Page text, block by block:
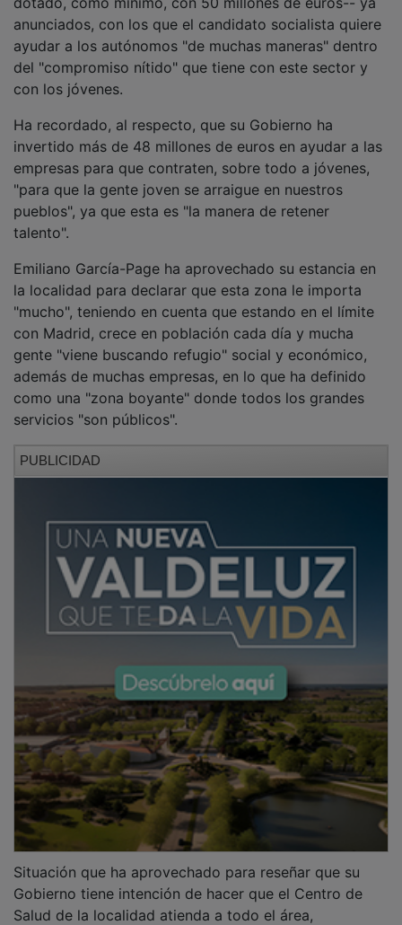
anunciados, con los que el candidato socialista quiere
ayudar a los autónomos "de muchas maneras" dentro
del "compromiso nítido" que tiene con este sector y
con los jóvenes.
invertido más de 48 millones de euros en ayudar a las
empresas para que contraten, sobre todo a jóvenes,
"para que la gente joven se arraigue en nuestros
pueblos", ya que esta es "la manera de retener
talento".
la localidad para declarar que esta zona le importa
"mucho", teniendo en cuenta que estando en el límite
con Madrid, crece en población cada día y mucha
gente "viene buscando refugio" social y económico,
además de muchas empresas, en lo que ha definido
como una "zona boyante" donde todos los grandes
servicios "son públicos".
Gobierno tiene intención de hacer que el Centro de
Salud de la localidad atienda a todo el área,